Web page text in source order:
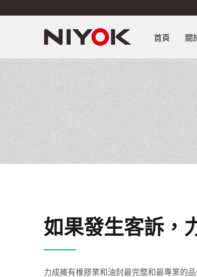
首頁 關
如果發生客訴，
力成擁有橡膠業和油封最完整和最專業的